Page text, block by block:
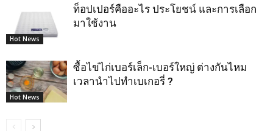
Hot News
ท็อปเปอร์คืออะไร ประโยชน์ และการเลือก
มาใช้งาน
Hot News
ซื้อไข่ไก่เบอร์เล็ก-เบอร์ใหญ่ ต่างกันไหม
เวลานำไปทำเบเกอรี่ ?